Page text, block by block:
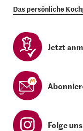
Das persönliche
Jetzt
Folge